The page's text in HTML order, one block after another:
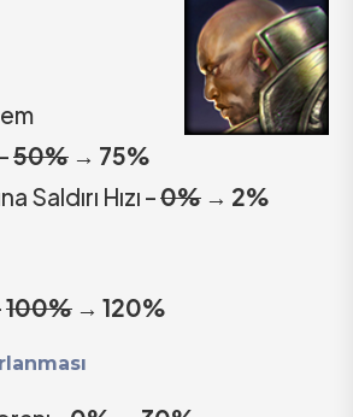
50% → 75%
Saldırı Hızı –0% → 2%
100% → 120%